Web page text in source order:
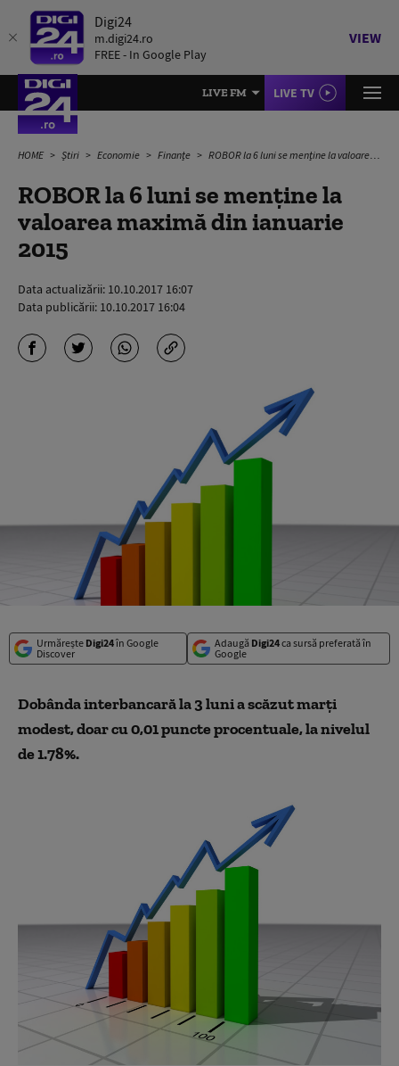
Digi24
m.digi24.ro
FREE - In Google Play
VIEW
LIVE FM LIVE TV
HOME Știri Economie Finanțe ROBOR la 6 luni se menține la valoarea maximă din ianuarie 2015
ROBOR la 6 luni se menține la
valoarea maximă din ianuarie
2015
Data actualizării: 10.10.2017 16:07
Data publicării: 10.10.2017 16:04
Urmărește Digi24în Google
Discover
Adaugă Digi24ca sursă preferată în
Google
Dobânda interbancară la 3 luni a scăzut marți
modest, doar cu 0,01 puncte procentuale, la nivelul
de 1.78%.